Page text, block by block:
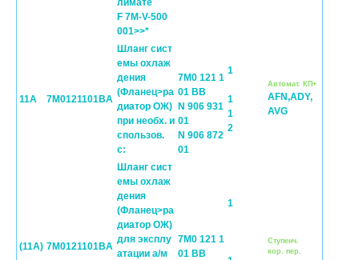
лимате
F 7M-V-500
001>>*
11A 7M0121101BA
Шланг сист
емы охлаж
дения
(Фланец>ра
диатор ОЖ)
при необх. и
спользов.
с:
7M0 121 1
01 BB
N 906 931
01
N 906 872
01
1
1
1
2
Автомат. КП+
AFN,ADY,
AVG
(11A) 7M0121101BA
Шланг сист
емы охлаж
дения
(Фланец>ра
диатор ОЖ)
для эксплу
атации а/м
7M0 121 1
01 BB
1
Cтупенч.
кор. пер.